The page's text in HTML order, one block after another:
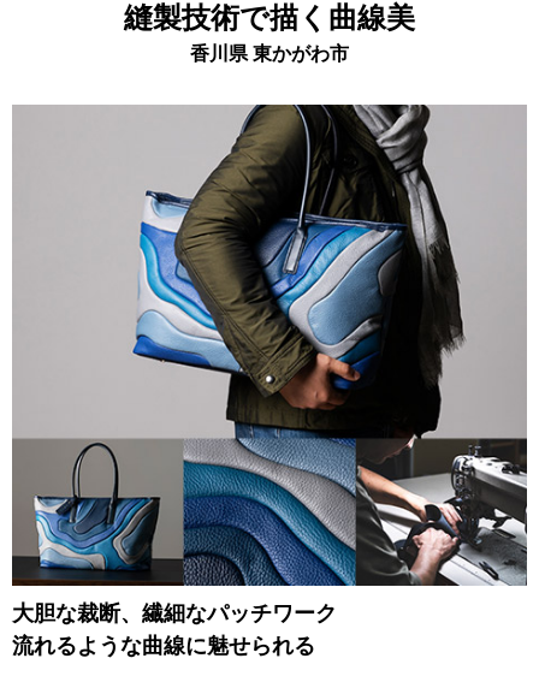
縫製技術で描く曲線美
香川県 東かがわ市
大胆な裁断、繊細なパッチワーク
流れるような曲線に魅せられる